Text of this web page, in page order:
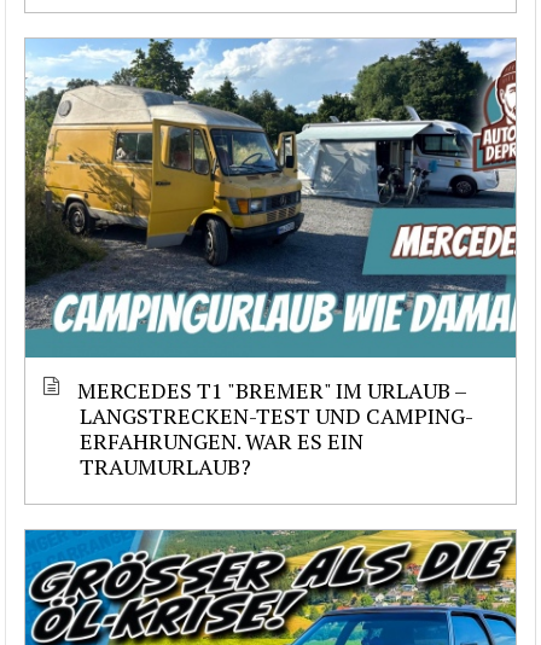
MERCEDES T1 "BREMER" IM URLAUB –
LANGSTRECKEN-TEST UND CAMPING-
ERFAHRUNGEN. WAR ES EIN
TRAUMURLAUB?